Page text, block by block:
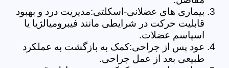
بیماری های عضلانی-اسکلتی:مدیریت درد و بهبود
قابلیت حرکت در شرایطی مانند فیبرومیالژیا یا
اسپاسم عضلات.
عود پس از جراحی:کمک به بازگشت به عملکرد
طبیعی بعد از عمل جراحی.